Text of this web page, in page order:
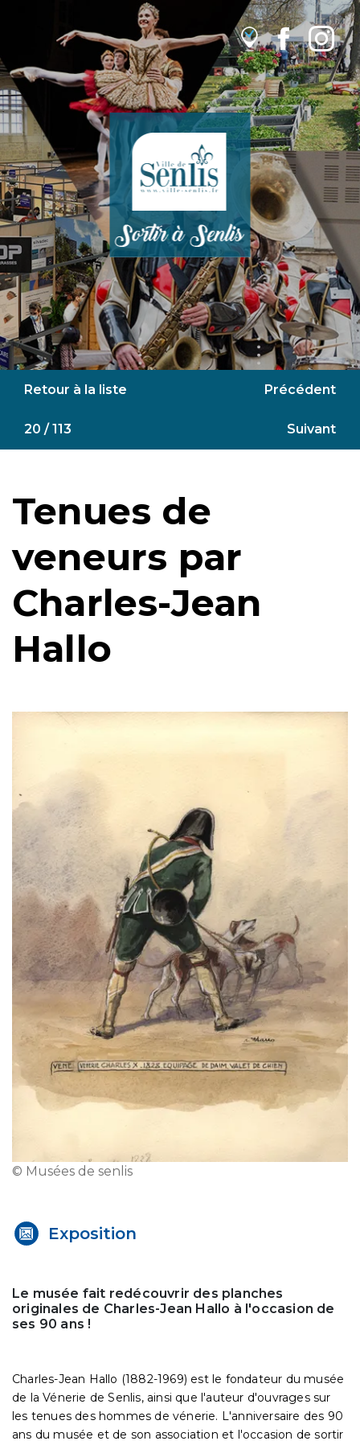
Retour à la liste Précédent
20 / 113 Suivant
Tenues de
veneurs par
Charles-Jean
Hallo
© Musées de senlis
Exposition
Le musée fait redécouvrir des planches
originales de Charles-Jean Hallo à l'occasion de
ses 90 ans !
Charles-Jean Hallo (1882-1969) est le fondateur du musée
de la Vénerie de Senlis, ainsi que l'auteur d'ouvrages sur
les tenues des hommes de vénerie. L'anniversaire des 90
ans du musée et de son association et l'occasion de sortir